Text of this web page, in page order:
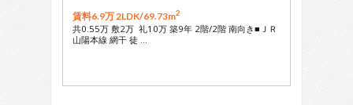
賃料6.9万 2LDK/69.73m2
共0.55万 敷2万 礼10万 築9年 2階/2階 南向き■ＪＲ
山陽本線 網干 徒 …